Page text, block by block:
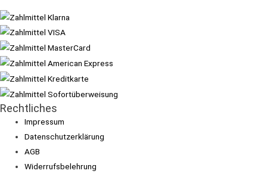
Rechtliches
Impressum
Datenschutzerklärung
AGB
Widerrufsbelehrung